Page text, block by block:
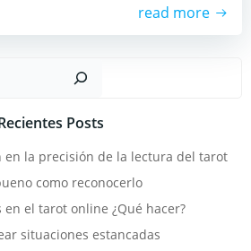
read more
Posts
en la precisión de la lectura del tarot
como reconocerlo
en el tarot online ¿Qué hacer?
situaciones estancadas